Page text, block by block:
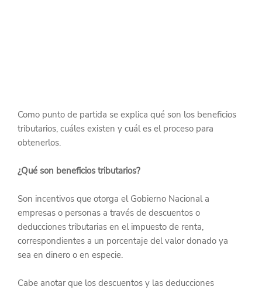
Como punto de partida se explica qué son los beneficios
tributarios, cuáles existen y cuál es el proceso para
obtenerlos.
¿Qué son beneficios tributarios?
Son incentivos que otorga el Gobierno Nacional a
empresas o personas a través de descuentos o
deducciones tributarias en el impuesto de renta,
correspondientes a un porcentaje del valor donado ya
sea en dinero o en especie.
Cabe anotar que los descuentos y las deducciones